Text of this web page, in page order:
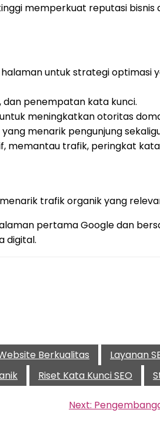
memperkuat reputasi
untuk strategi optimasi
dan penempatan kata kunci.
meningkatkan otoritas
menarik pengunjung
memantau trafik, peringkat
trafik organik yang
pertama Google dan
digital.
Berkualitas
Layanan
Riset Kata Kunci SEO
Next: